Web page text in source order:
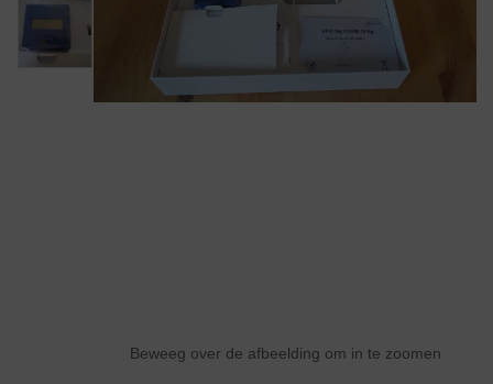
Beweeg over de afbeelding om in te zoomen